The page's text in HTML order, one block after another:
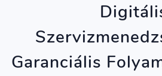
Garanciális